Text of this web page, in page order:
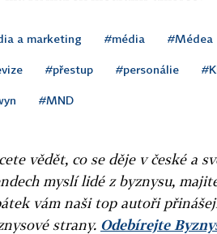
a marketing #média #Médea
#přestup #personálie
#MND
vědět, co se děje v české a
myslí lidé z byznysu,
vám naši top autoři
strany. Odebírejte